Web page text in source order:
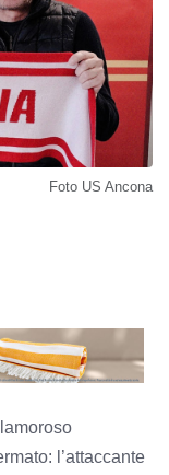
Foto US Ancona
l’attaccante